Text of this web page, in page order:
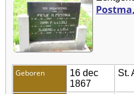
Geboren
16 dec
1867
St.